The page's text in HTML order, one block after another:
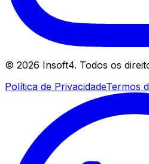
© 2026 Insoft4. Todos os
Política de PrivacidadeTermos